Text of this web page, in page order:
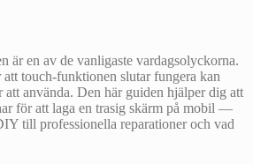
är en av de vanligaste vardagsolyckorna.
touch-funktionen slutar fungera kan
att använda. Den här guiden hjälper dig att
för att laga en trasig skärm på mobil —
till professionella reparationer och vad